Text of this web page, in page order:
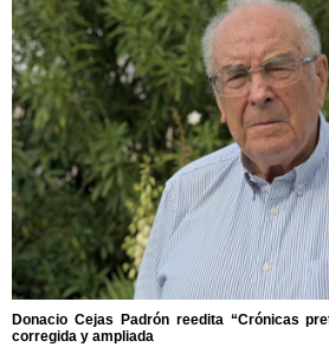
Donacio Cejas Padrón reedita “Crónicas
corregida y ampliada